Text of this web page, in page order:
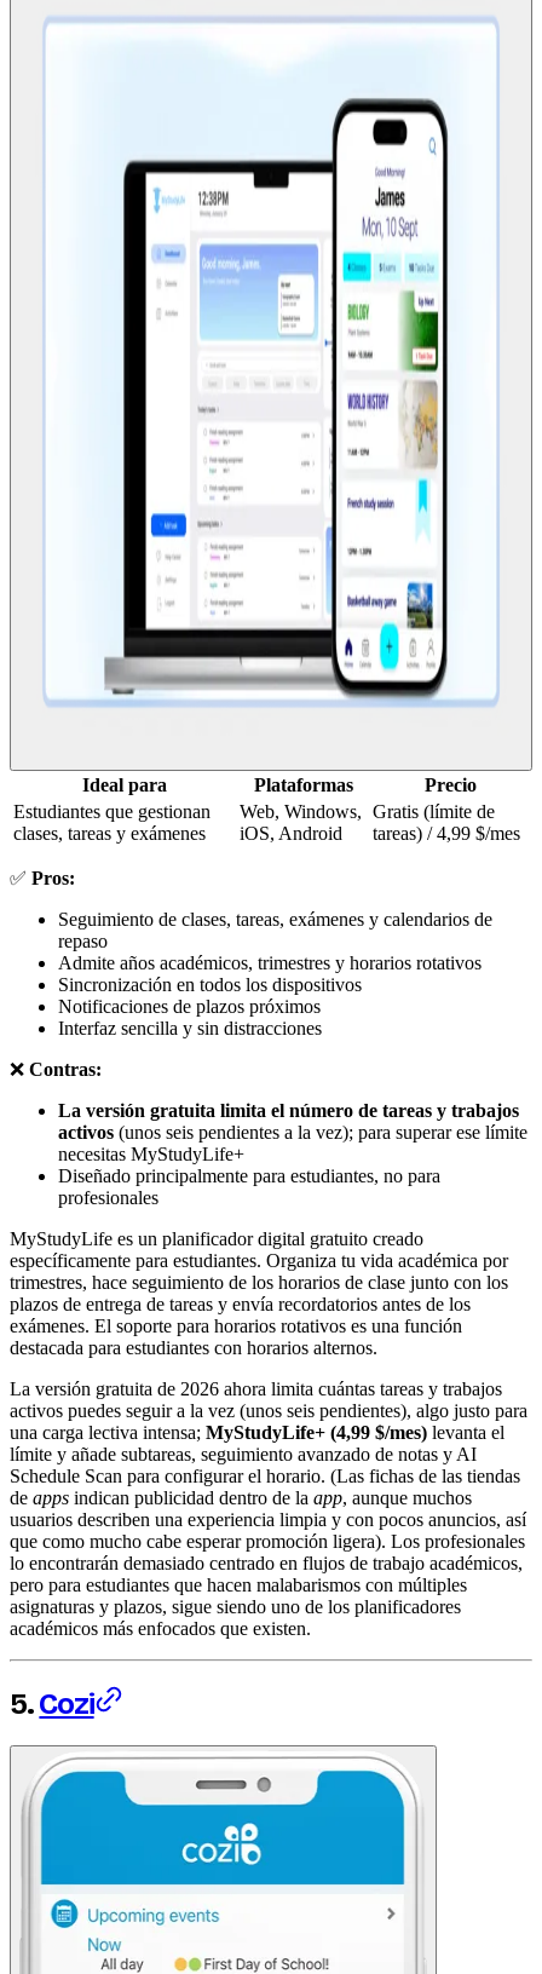
Ideal para Plataformas
Precio
Estudiantes que gestionan
clases, tareas y exámenes
Web, Windows,
iOS, Android
Gratis (límite de
tareas) / 4,99 $/mes
✅ Pros:
Seguimiento de clases, tareas, exámenes y calendarios de
repaso
Admite años académicos, trimestres y horarios rotativos
Sincronización en todos los dispositivos
Notificaciones de plazos próximos
Interfaz sencilla y sin distracciones
❌ Contras:
La versión gratuita limita el número de tareas y trabajos
activos (unos seis pendientes a la vez); para superar ese límite
necesitas MyStudyLife+
Diseñado principalmente para estudiantes, no para
profesionales
MyStudyLife es un planificador digital gratuito creado
específicamente para estudiantes. Organiza tu vida académica por
trimestres, hace seguimiento de los horarios de clase junto con los
plazos de entrega de tareas y envía recordatorios antes de los
exámenes. El soporte para horarios rotativos es una función
destacada para estudiantes con horarios alternos.
La versión gratuita de 2026 ahora limita cuántas tareas y trabajos
activos puedes seguir a la vez (unos seis pendientes), algo justo para
una carga lectiva intensa; MyStudyLife+ (4,99 $/mes) levanta el
límite y añade subtareas, seguimiento avanzado de notas y AI
Schedule Scan para configurar el horario. (Las fichas de las tiendas
de apps indican publicidad dentro de la app, aunque muchos
usuarios describen una experiencia limpia y con pocos anuncios, así
que como mucho cabe esperar promoción ligera). Los profesionales
lo encontrarán demasiado centrado en flujos de trabajo académicos,
pero para estudiantes que hacen malabarismos con múltiples
asignaturas y plazos, sigue siendo uno de los planificadores
académicos más enfocados que existen.
5.Cozi